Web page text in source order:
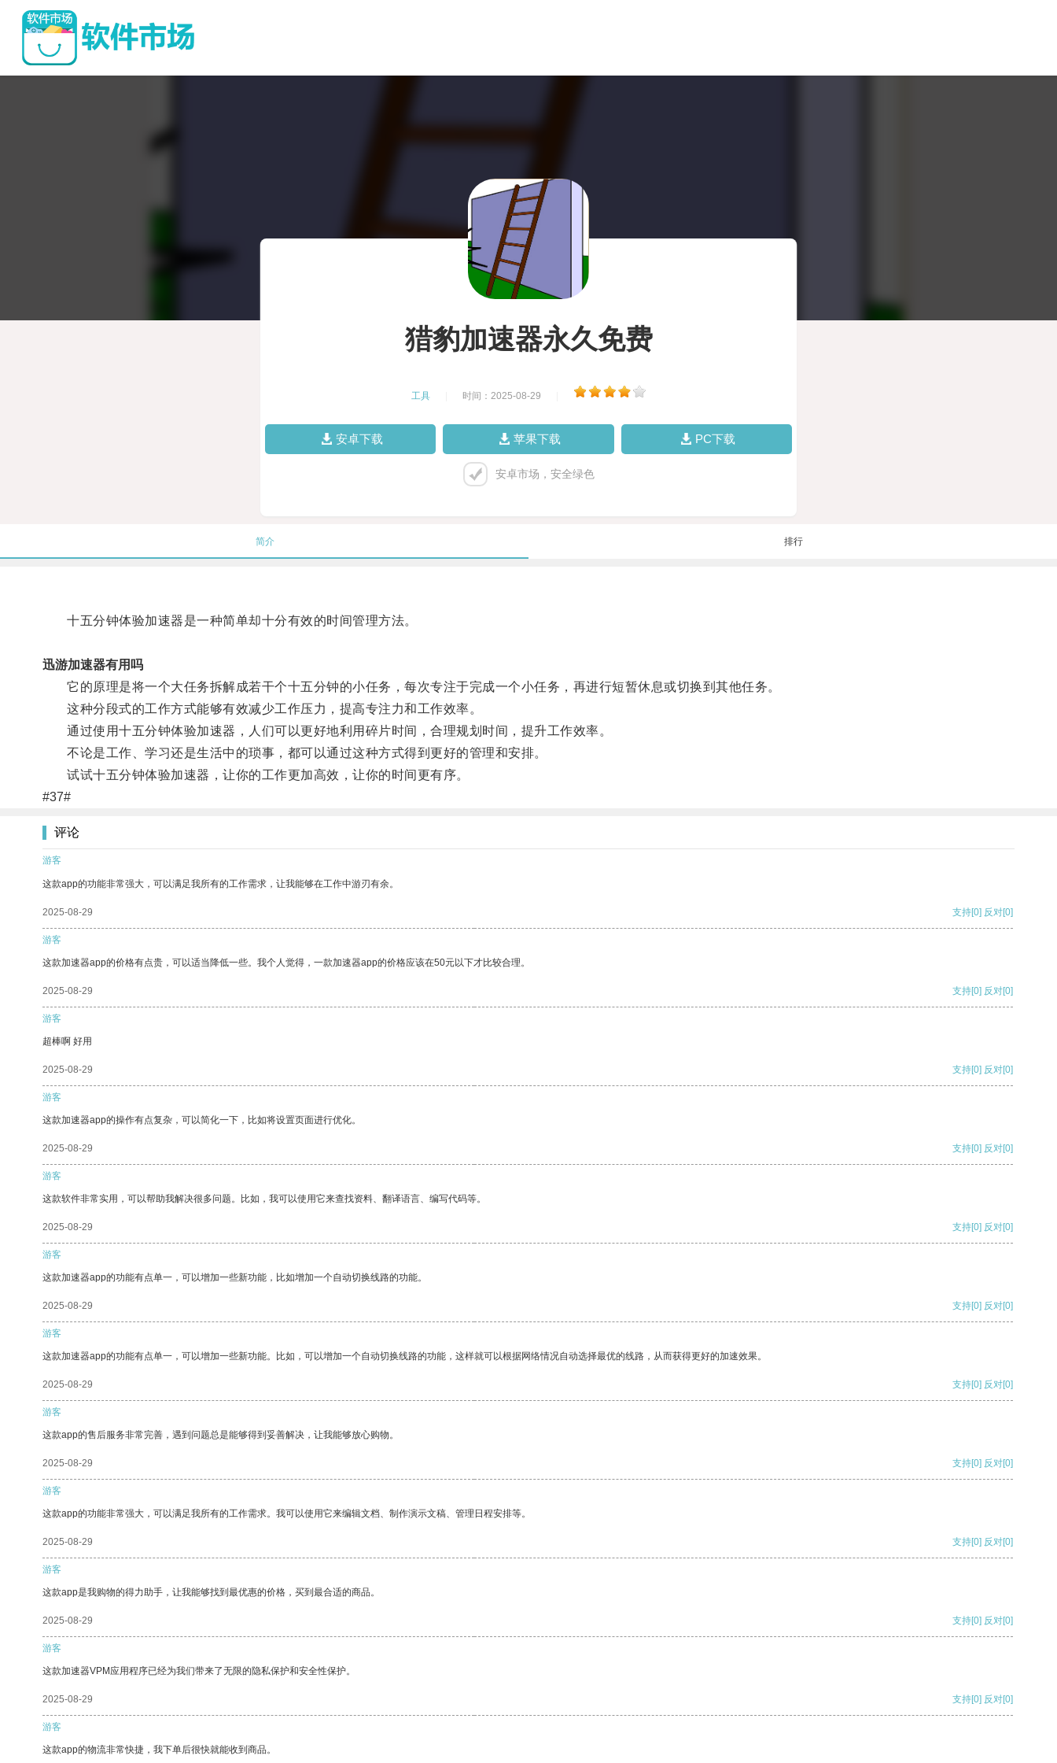
猎豹加速器永久免费
工具 时间：2025-08-29
安卓下载 苹果下载 PC下载
安卓市场，安全绿色
简介 排行
十五分钟体验加速器是一种简单却十分有效的时间管理方法。
迅游加速器有用吗
它的原理是将一个大任务拆解成若干个十五分钟的小任务，每次专注于完成一个小任务，再进行短暂休息或切换到其他任务。
这种分段式的工作方式能够有效减少工作压力，提高专注力和工作效率。
通过使用十五分钟体验加速器，人们可以更好地利用碎片时间，合理规划时间，提升工作效率。
不论是工作、学习还是生活中的琐事，都可以通过这种方式得到更好的管理和安排。
试试十五分钟体验加速器，让你的工作更加高效，让你的时间更有序。
#37#
评论
游客
这款app的功能非常强大，可以满足我所有的工作需求，让我能够在工作中游刃有余。
2025-08-29 支持[0] 反对[0]
游客
这款加速器app的价格有点贵，可以适当降低一些。我个人觉得，一款加速器app的价格应该在50元以下才比较合理。
2025-08-29 支持[0] 反对[0]
游客
超棒啊 好用
2025-08-29 支持[0] 反对[0]
游客
这款加速器app的操作有点复杂，可以简化一下，比如将设置页面进行优化。
2025-08-29 支持[0] 反对[0]
游客
这款软件非常实用，可以帮助我解决很多问题。比如，我可以使用它来查找资料、翻译语言、编写代码等。
2025-08-29 支持[0] 反对[0]
游客
这款加速器app的功能有点单一，可以增加一些新功能，比如增加一个自动切换线路的功能。
2025-08-29 支持[0] 反对[0]
游客
这款加速器app的功能有点单一，可以增加一些新功能。比如，可以增加一个自动切换线路的功能，这样就可以根据网络情况自动选择最优的线路，从而获得更好的加速效果。
2025-08-29 支持[0] 反对[0]
游客
这款app的售后服务非常完善，遇到问题总是能够得到妥善解决，让我能够放心购物。
2025-08-29 支持[0] 反对[0]
游客
这款app的功能非常强大，可以满足我所有的工作需求。我可以使用它来编辑文档、制作演示文稿、管理日程安排等。
2025-08-29 支持[0] 反对[0]
游客
这款app是我购物的得力助手，让我能够找到最优惠的价格，买到最合适的商品。
2025-08-29 支持[0] 反对[0]
游客
这款加速器VPM应用程序已经为我们带来了无限的隐私保护和安全性保护。
2025-08-29 支持[0] 反对[0]
游客
这款app的物流非常快捷，我下单后很快就能收到商品。